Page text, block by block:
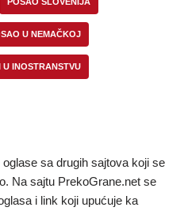
U NEMAČKOJ
U INOSTRANSTVU
sa drugih sajtova koji se
Na sajtu PrekoGrane.net se
i link koji upućuje ka